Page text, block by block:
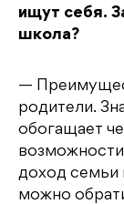
ищут себя.
школа?
—
родители.
обогащает
возможности
доход семьи
можно